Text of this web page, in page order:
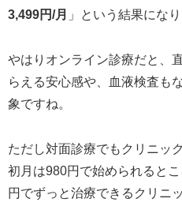
3,499円/月 」という結果になり
やはりオンライン診療だと、
らえる安心感や、血液検査も
象ですね。
ただし対面診療でもクリニッ
初月は980円で始められると
円でずっと治療できるクリニ